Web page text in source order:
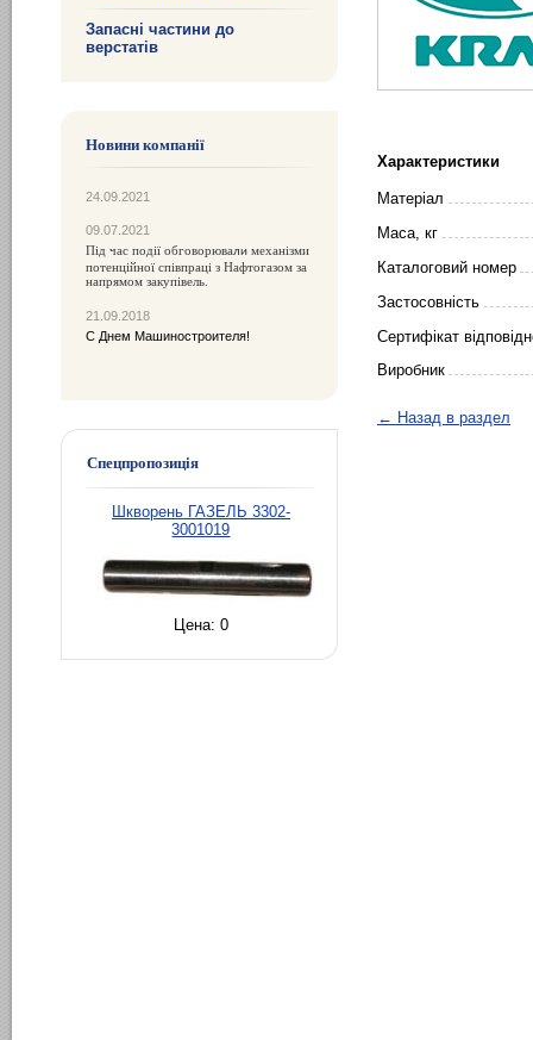
Запасні частини до
верстатів
Новини компанії
24.09.2021
09.07.2021
Під час події обговорювали механізми
потенційної співпраці з Нафтогазом за
напрямом закупівель.
21.09.2018
С Днем Машиностроителя!
Спецпропозиція
Шкворень ГАЗЕЛЬ 3302-
3001019
Цена: 0
Характеристики
Матеріал
Маса, кг
Каталоговий номер
Застосовність
Сертифікат
Виробник
← Назад в раздел